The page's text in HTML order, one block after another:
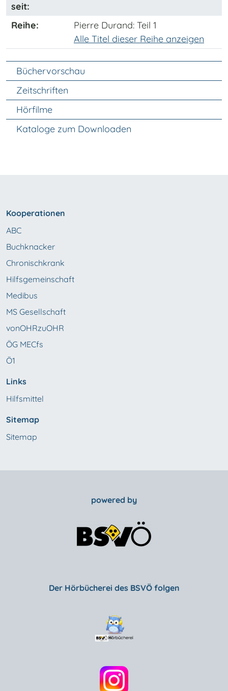
seit:
Reihe: Pierre Durand: Teil 1
Alle Titel dieser Reihe anzeigen
Unter Navigation
Büchervorschau
Zeitschriften
Hörfilme
Kataloge zum Downloaden
Kooperationen
ABC
Buchknacker
Chronischkrank
Hilfsgemeinschaft
Medibus
MS Gesellschaft
vonOHRzuOHR
ÖG MECfs
Ö1
Links
Hilfsmittel
Sitemap
Sitemap
powered by
Der Hörbücherei des BSVÖ folgen